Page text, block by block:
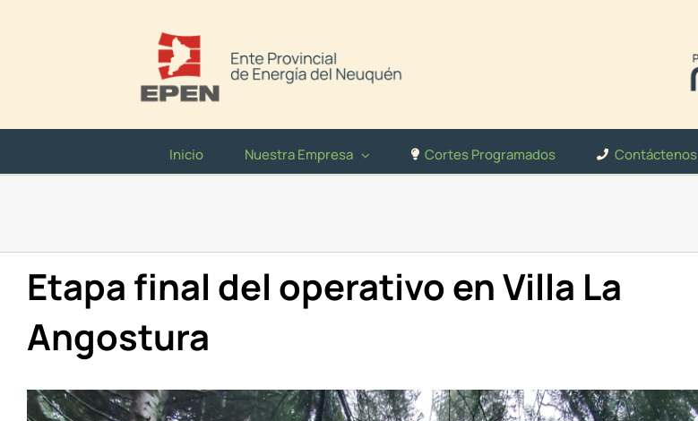
Inicio Nuestra Empresa Cortes Programados Contáctenos
Etapa final del operativo en Villa La
Angostura